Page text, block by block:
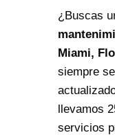
¿Buscas
Miami,
siempre
llevamos
servicios